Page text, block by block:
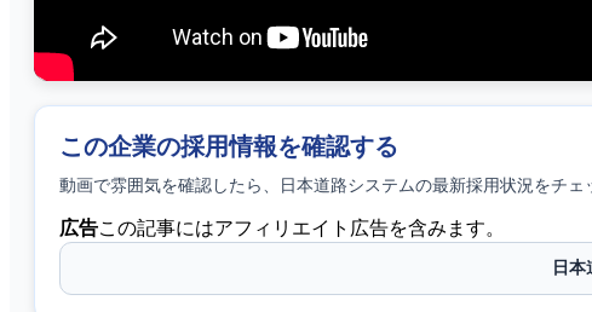
この企業の採用情報を確認する
動画で雰囲気を確認したら、 日本道路システムの最新採用状況をチェ
広告この記事にはアフィリエイト広告を含みます。
日